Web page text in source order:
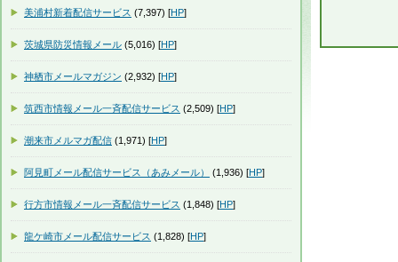
美浦村新着配信サービス (7,397) [HP]
茨城県防災情報メール (5,016) [HP]
神栖市メールマガジン (2,932) [HP]
筑西市情報メール一斉配信サービス (2,509) [HP]
潮来市メルマガ配信 (1,971) [HP]
阿見町メール配信サービス（あみメール） (1,936) [HP]
行方市情報メール一斉配信サービス (1,848) [HP]
龍ケ崎市メール配信サービス (1,828) [HP]